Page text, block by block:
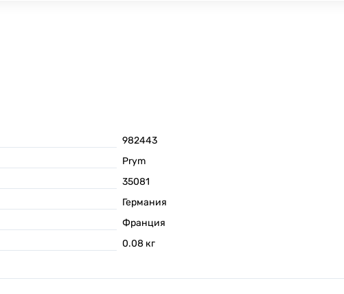
982443
Prym
35081
Германия
Франция
0.08 кг